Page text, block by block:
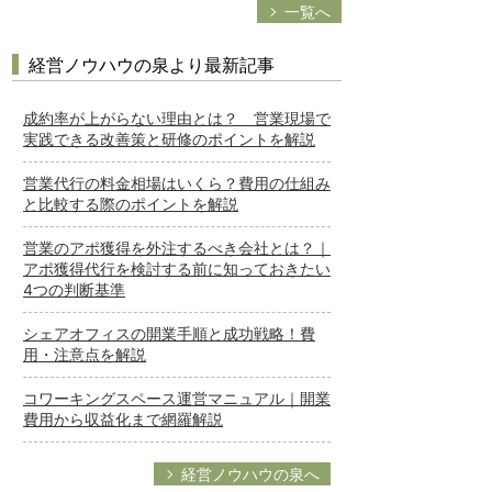
一覧へ
経営ノウハウの泉より最新記事
成約率が上がらない理由とは？ 営業現場で
実践できる改善策と研修のポイントを解説
営業代行の料金相場はいくら？費用の仕組み
と比較する際のポイントを解説
営業のアポ獲得を外注するべき会社とは？｜
アポ獲得代行を検討する前に知っておきたい
4つの判断基準
シェアオフィスの開業手順と成功戦略！費
用・注意点を解説
コワーキングスペース運営マニュアル｜開業
費用から収益化まで網羅解説
経営ノウハウの泉へ